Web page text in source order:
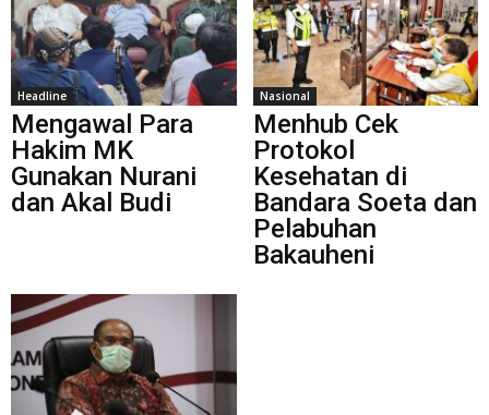
Headline
Mengawal Para
Hakim MK
Gunakan Nurani
dan Akal Budi
Nasional
Menhub Cek
Protokol
Kesehatan di
Bandara Soeta dan
Pelabuhan
Bakauheni